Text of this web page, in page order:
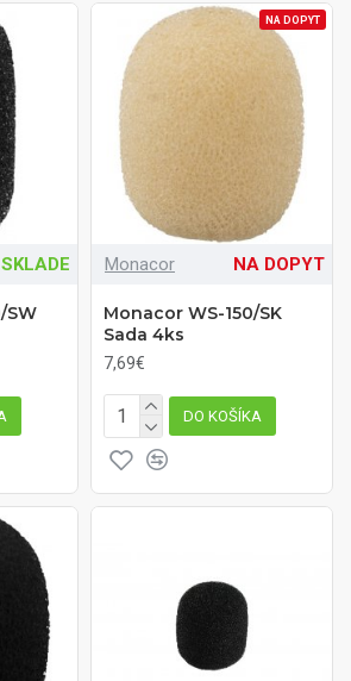
SW
NA DOPYT
Monacor NA DOPYT
Monacor WS-150/SK
Sada 4ks
7,69€
DO KOŠÍKA